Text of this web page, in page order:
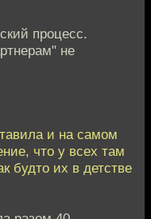
процесс.
не
и на самом
что у всех там
будто их в детстве